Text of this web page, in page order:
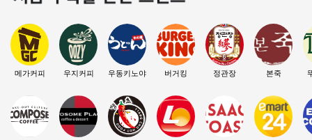
메가커피 우지커피 우동키노야 버거킹 정관장 본죽